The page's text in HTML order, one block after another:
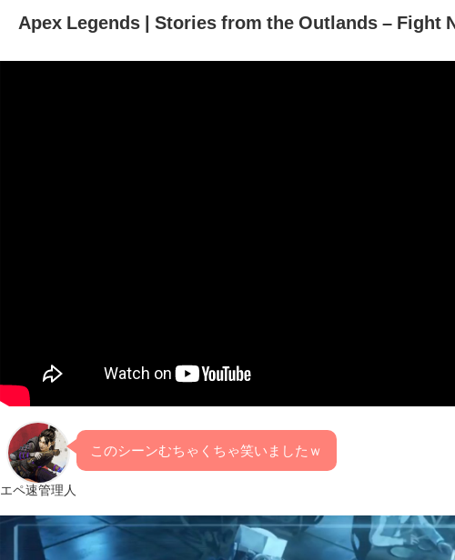
Apex Legends | Stories from the Outlands – Fight
エペ速管理人
このシーンむちゃくちゃ笑いましたｗ